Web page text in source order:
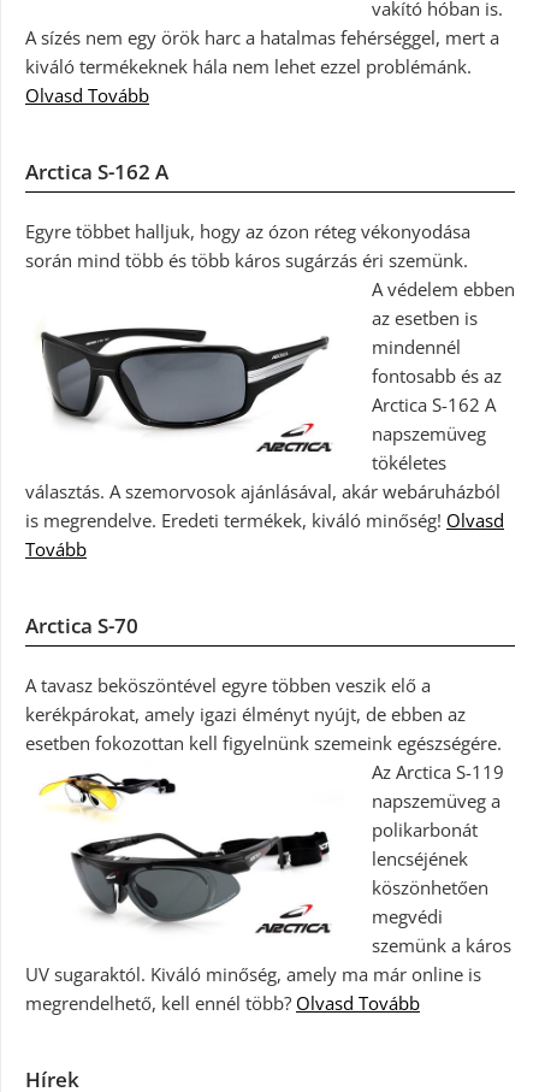
vakító hóban is.
A sízés nem egy örök harc a hatalmas fehérséggel, mert a
kiváló termékeknek hála nem lehet ezzel problémánk.
Olvasd Tovább
Arctica S-162 A
Egyre többet halljuk, hogy az ózon réteg vékonyodása
során mind több és több káros sugárzás éri szemünk.
A védelem ebben
az esetben is
mindennél
fontosabb és az
Arctica S-162 A
napszemüveg
tökéletes
választás. A szemorvosok ajánlásával, akár webáruházból
is megrendelve. Eredeti termékek, kiváló minőség! Olvasd
Tovább
Arctica S-70
A tavasz beköszöntével egyre többen veszik elő a
kerékpárokat, amely igazi élményt nyújt, de ebben az
esetben fokozottan kell figyelnünk szemeink egészségére.
Az Arctica S-119
napszemüveg a
polikarbonát
lencséjének
köszönhetően
megvédi
szemünk a káros
UV sugaraktól. Kiváló minőség, amely ma már online is
megrendelhető, kell ennél több? Olvasd Tovább
Hírek